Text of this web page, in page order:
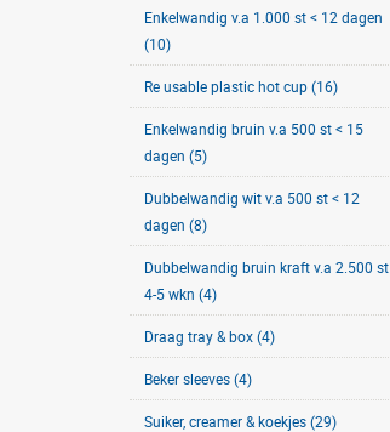
Enkelwandig v.a 1.000 st < 12 dagen
(10)
Re usable plastic hot cup (16)
Enkelwandig bruin v.a 500 st < 15
dagen (5)
Dubbelwandig wit v.a 500 st < 12
dagen (8)
Dubbelwandig bruin kraft v.a 2.500 st
4-5 wkn (4)
Draag tray & box (4)
Beker sleeves (4)
Suiker, creamer & koekjes (29)